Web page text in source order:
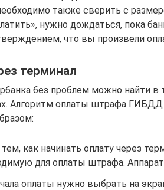
также сверить с
нужно дождаться, пока
что вы произвели
терминал
без проблем можно найти в
Алгоритм оплаты штрафа ГИБДД
как начинать оплату через
для оплаты штрафа.
оплаты нужно выбрать на